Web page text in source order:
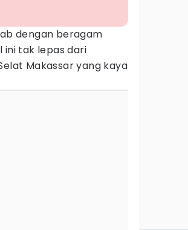
dengan beragam
ini tak lepas dari
Makassar yang kaya